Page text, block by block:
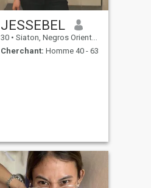
JESSEBEL
30 • Siaton, Negros Oriental, Philippines
Cherchant: Homme 40 - 63